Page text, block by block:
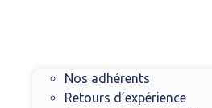
Nos adhérents
Retours d’expérience